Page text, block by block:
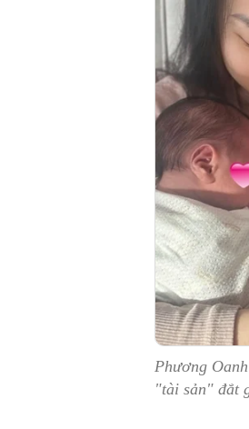
Phương
"tài sản" đắt